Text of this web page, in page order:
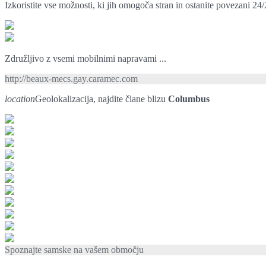
Izkoristite vse možnosti, ki jih omogoča stran in ostanite povezani
Združljivo z vsemi mobilnimi napravami ...
http://beaux-mecs.gay.caramec.com
locationGeolokalizacija, najdite člane blizu Columbus
Spoznajte samske na vašem območju